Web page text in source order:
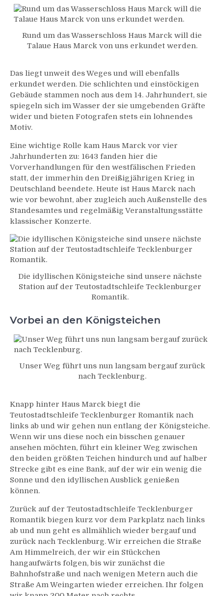
Rund um das Wasserschloss Haus Marck will die
Talaue Haus Marck von uns erkundet werden.
Das liegt unweit des Weges und will ebenfalls
erkundet werden. Die schlichten und einstöckigen
Gebäude stammen noch aus dem 14. Jahrhundert, sie
spiegeln sich im Wasser der sie umgebenden Gräfte
wider und bieten Fotografen stets ein lohnendes
Motiv.
Eine wichtige Rolle kam Haus Marck vor vier
Jahrhunderten zu: 1643 fanden hier die
Vorverhandlungen für den westfälischen Frieden
statt, der immerhin den Dreißigjährigen Krieg in
Deutschland beendete. Heute ist Haus Marck nach
wie vor bewohnt, aber zugleich auch Außenstelle des
Standesamtes und regelmäßig Veranstaltungsstätte
klassischer Konzerte.
Die idyllischen Königsteiche sind unsere nächste
Station auf der Teutostadtschleife Tecklenburger
Romantik.
Vorbei an den Königsteichen
Unser Weg führt uns nun langsam bergauf zurück
nach Tecklenburg.
Knapp hinter Haus Marck biegt die
Teutostadtschleife Tecklenburger Romantik nach
links ab und wir gehen nun entlang der Königsteiche.
Wenn wir uns diese noch ein bisschen genauer
ansehen möchten, führt ein kleiner Weg zwischen
den beiden größten Teichen hindurch und auf halber
Strecke gibt es eine Bank, auf der wir ein wenig die
Sonne und den idyllischen Ausblick genießen
können.
Zurück auf der Teutostadtschleife Tecklenburger
Romantik biegen kurz vor dem Parkplatz nach links
ab und nun geht es allmählich wieder bergauf und
zurück nach Tecklenburg. Wir erreichen die Straße
Am Himmelreich, der wir ein Stückchen
hangaufwärts folgen, bis wir zunächst die
Bahnhofstraße und nach wenigen Metern auch die
Straße Am Weingarten wieder erreichen. Ihr folgen